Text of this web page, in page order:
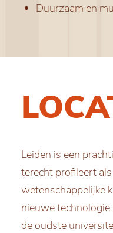
Duurzaam en
Leiden is een
terecht profileert
wetenschappelijke
nieuwe
de oudste